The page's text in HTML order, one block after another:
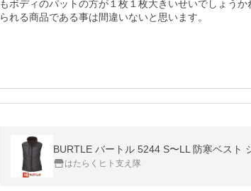
もボディのパットの方が１枚１枚大きいせいでしょう
られる商品である事は間違いないと思います。
はたらくヒト支え隊